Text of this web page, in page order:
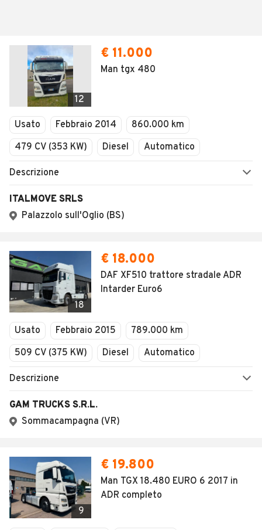
12
€ 11.000
Man tgx 480
Usato Febbraio 2014
860.000 km
479 CV (353 KW)
Diesel Automatico
Descrizione
ITALMOVE SRLS
Palazzolo sull'Oglio (BS)
18
€ 18.000
DAF XF510 trattore stradale ADR
Intarder Euro6
Usato Febbraio 2015
789.000 km
509 CV (375 KW)
Diesel Automatico
Descrizione
GAM TRUCKS S.R.L.
Sommacampagna (VR)
9
€ 19.800
Man TGX 18.480 EURO 6 2017 in
ADR completo